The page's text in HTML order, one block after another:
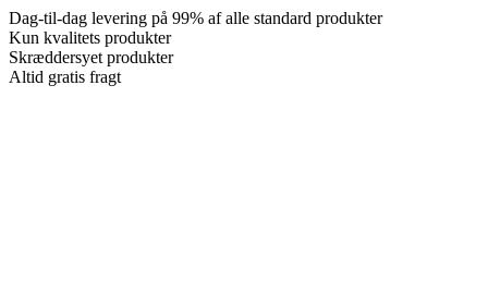
Dag-til-dag levering på 99% af alle standard produkter
Kun kvalitets produkter
Skræddersyet produkter
Altid gratis fragt